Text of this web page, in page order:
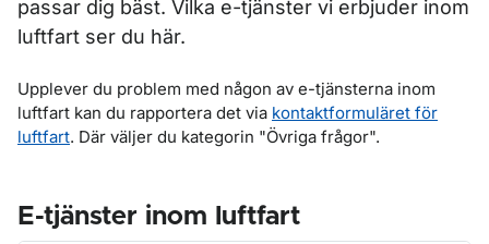
passar dig bäst. Vilka e-tjänster vi erbjuder inom
luftfart ser du här.
Upplever du problem med någon av e-tjänsterna inom
luftfart kan du rapportera det via kontaktformuläret för
luftfart. Där väljer du kategorin "Övriga frågor".
E-tjänster inom luftfart